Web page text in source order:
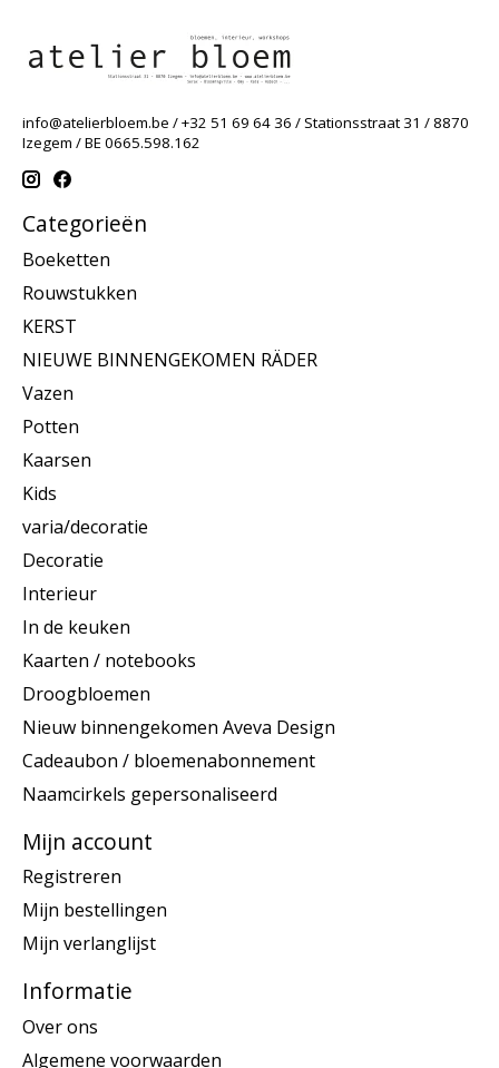
info@atelierbloem.be / +32 51 69 64 36 / Stationsstraat 31 / 8870
Izegem / BE 0665.598.162
Categorieën
Boeketten
Rouwstukken
KERST
NIEUWE BINNENGEKOMEN RÄDER
Vazen
Potten
Kaarsen
Kids
varia/decoratie
Decoratie
Interieur
In de keuken
Kaarten / notebooks
Droogbloemen
Nieuw binnengekomen Aveva Design
Cadeaubon / bloemenabonnement
Naamcirkels gepersonaliseerd
Mijn account
Registreren
Mijn bestellingen
Mijn verlanglijst
Informatie
Over ons
Algemene voorwaarden